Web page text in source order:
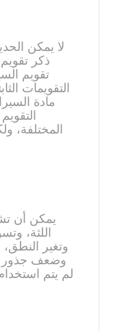
لا يمكن
ذكر
تقويم
التقويمات
مادة
المختلفة،
يمكن أن
اللثة،
وتغير النطق،
وضعف جذور
لم يتم